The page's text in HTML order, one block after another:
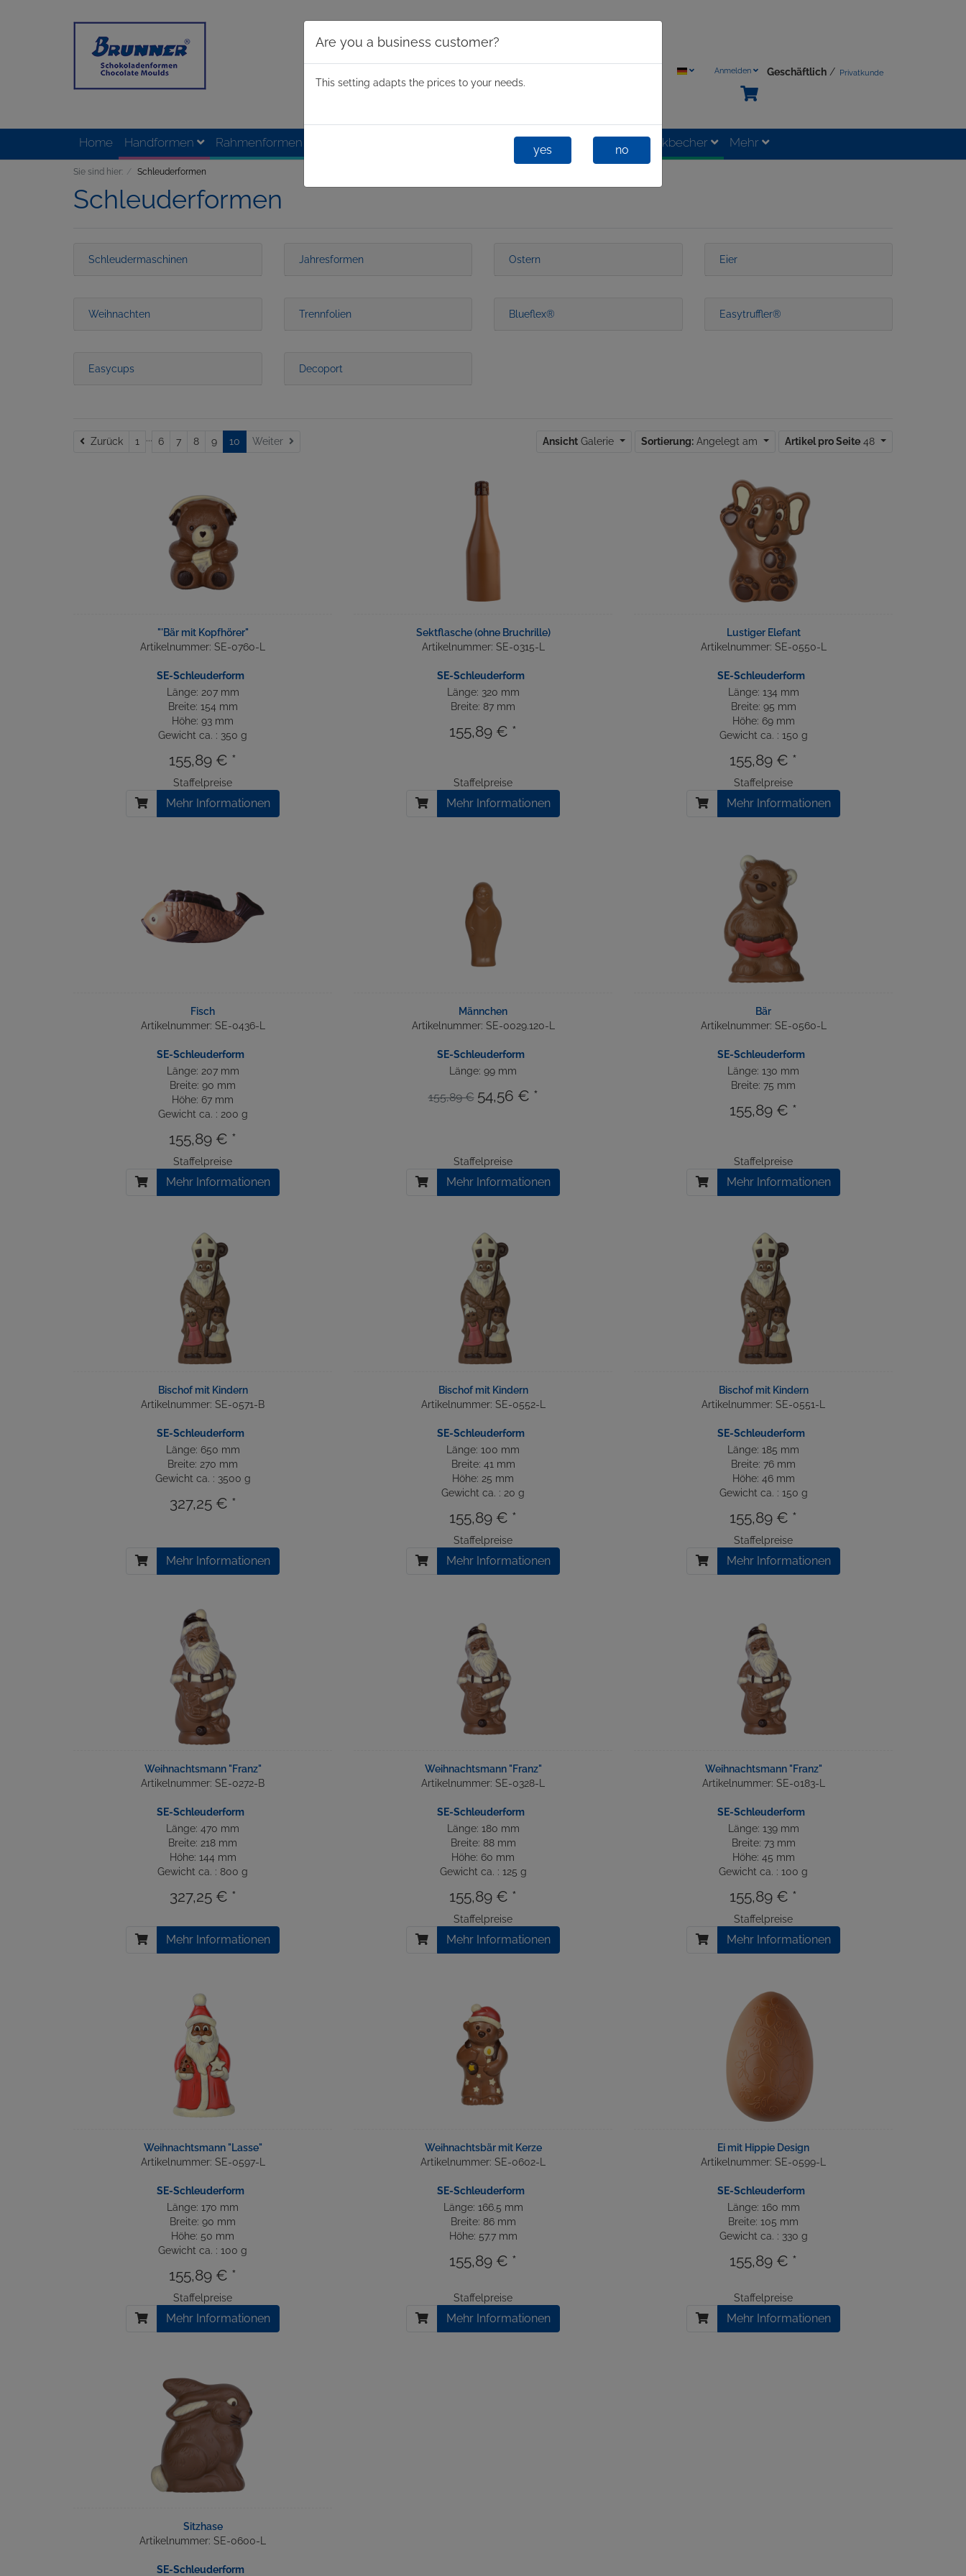
Geschäftlich / Privatkunde
Anmelden
Home Handformen Rahmenformen One-Shot Glastixx® Trinkbecher Mehr
Are you a business customer?
This setting adapts the prices to your needs.
yes no
Sie sind hier: Schleuderformen
Schleuderformen
Schleudermaschinen Jahresformen Ostern Eier
Weihnachten Trennfolien Blueflex® Easytruffler®
Easycups Decoport
ZurückZurück
1 ... 6 7 8 9 10 Weiter Ansicht Galerie Sortierung: Angelegt am Artikel pro Seite 48
"'Bär mit Kopfhörer"
Artikelnummer: SE-0760-L
SE-Schleuderform
Länge: 207 mm
Breite: 154 mm
Höhe: 93 mm
Gewicht ca. : 350 g
155,89 € *
Staffelpreise
Mehr Informationen
Sektflasche (ohne Bruchrille)
Artikelnummer: SE-0315-L
SE-Schleuderform
Länge: 320 mm
Breite: 87 mm
155,89 € *
Staffelpreise
Mehr Informationen
Lustiger Elefant
Artikelnummer: SE-0550-L
SE-Schleuderform
Länge: 134 mm
Breite: 95 mm
Höhe: 69 mm
Gewicht ca. : 150 g
155,89 € *
Staffelpreise
Mehr Informationen
Fisch
Artikelnummer: SE-0436-L
SE-Schleuderform
Länge: 207 mm
Breite: 90 mm
Höhe: 67 mm
Gewicht ca. : 200 g
155,89 € *
Staffelpreise
Mehr Informationen
Männchen
Artikelnummer: SE-0029.120-L
SE-Schleuderform
Länge: 99 mm
155,89 € 54,56 € *
Staffelpreise
Mehr Informationen
Bär
Artikelnummer: SE-0560-L
SE-Schleuderform
Länge: 130 mm
Breite: 75 mm
155,89 € *
Staffelpreise
Mehr Informationen
Bischof mit Kindern
Artikelnummer: SE-0571-B
SE-Schleuderform
Länge: 650 mm
Breite: 270 mm
Gewicht ca. : 3500 g
327,25 € *
Mehr Informationen
Bischof mit Kindern
Artikelnummer: SE-0552-L
SE-Schleuderform
Länge: 100 mm
Breite: 41 mm
Höhe: 25 mm
Gewicht ca. : 20 g
155,89 € *
Staffelpreise
Mehr Informationen
Bischof mit Kindern
Artikelnummer: SE-0551-L
SE-Schleuderform
Länge: 185 mm
Breite: 76 mm
Höhe: 46 mm
Gewicht ca. : 150 g
155,89 € *
Staffelpreise
Mehr Informationen
Weihnachtsmann "Franz"
Artikelnummer: SE-0272-B
SE-Schleuderform
Länge: 470 mm
Breite: 218 mm
Höhe: 144 mm
Gewicht ca. : 800 g
327,25 € *
Mehr Informationen
Weihnachtsmann "Franz"
Artikelnummer: SE-0328-L
SE-Schleuderform
Länge: 180 mm
Breite: 88 mm
Höhe: 60 mm
Gewicht ca. : 125 g
155,89 € *
Staffelpreise
Mehr Informationen
Weihnachtsmann "Franz"
Artikelnummer: SE-0183-L
SE-Schleuderform
Länge: 139 mm
Breite: 73 mm
Höhe: 45 mm
Gewicht ca. : 100 g
155,89 € *
Staffelpreise
Mehr Informationen
Weihnachtsmann "Lasse"
Artikelnummer: SE-0597-L
SE-Schleuderform
Länge: 170 mm
Breite: 90 mm
Höhe: 50 mm
Gewicht ca. : 100 g
155,89 € *
Staffelpreise
Mehr Informationen
Weihnachtsbär mit Kerze
Artikelnummer: SE-0602-L
SE-Schleuderform
Länge: 166.5 mm
Breite: 86 mm
Höhe: 57.7 mm
155,89 € *
Staffelpreise
Mehr Informationen
Ei mit Hippie Design
Artikelnummer: SE-0599-L
SE-Schleuderform
Länge: 160 mm
Breite: 105 mm
Gewicht ca. : 330 g
155,89 € *
Staffelpreise
Mehr Informationen
Sitzhase
Artikelnummer: SE-0600-L
SE-Schleuderform